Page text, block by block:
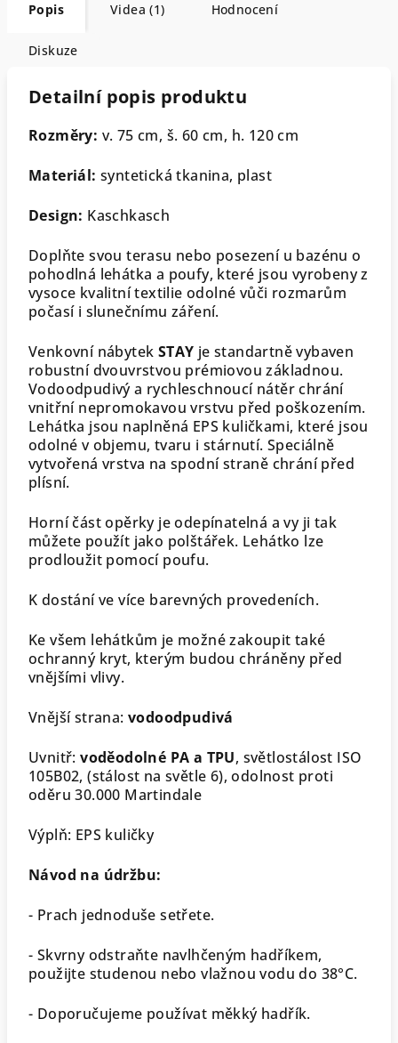
Popis Videa (1) Hodnocení
Diskuze
Detailní popis produktu
Rozměry: v. 75 cm, š. 60 cm, h. 120 cm
Materiál: syntetická tkanina, plast
Design: Kaschkasch
Doplňte svou terasu nebo posezení u bazénu o
pohodlná lehátka a poufy, které jsou vyrobeny z
vysoce kvalitní textilie odolné vůči rozmarům
počasí i slunečnímu záření.
Venkovní nábytek STAY je standartně vybaven
robustní dvouvrstvou prémiovou základnou.
Vodoodpudivý a rychleschnoucí nátěr chrání
vnitřní nepromokavou vrstvu před poškozením.
Lehátka jsou naplněná EPS kuličkami, které jsou
odolné v objemu, tvaru i stárnutí. Speciálně
vytvořená vrstva na spodní straně chrání před
plísní.
Horní část opěrky je odepínatelná a vy ji tak
můžete použít jako polštářek. Lehátko lze
prodloužit pomocí poufu.
K dostání ve více barevných provedeních.
Ke všem lehátkům je možné zakoupit také
ochranný kryt, kterým budou chráněny před
vnějšími vlivy.
Vnější strana: vodoodpudivá
Uvnitř:voděodolné PA a TPU, světlostálost ISO
105B02, (stálost na světle 6), odolnost proti
oděru 30.000 Martindale
Výplň: EPS kuličky
Návod na údržbu:
- Prach jednoduše setřete.
- Skvrny odstraňte navlhčeným hadříkem,
použijte studenou nebo vlažnou vodu do 38°C.
- Doporučujeme používat měkký hadřík.